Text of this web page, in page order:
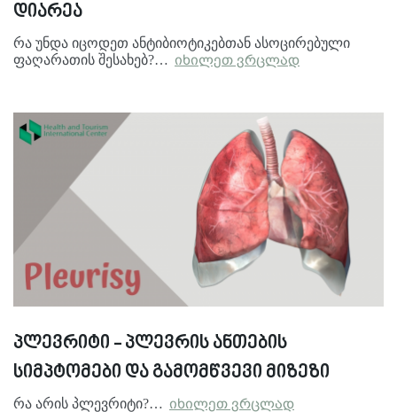
დიარეა
რა უნდა იცოდეთ ანტიბიოტიკებთან ასოცირებული
ფაღარათის შესახებ?… იხილეთ ვრცლად
პლევრიტი - პლევრის ანთების
სიმპტომები და გამომწვევი მიზეზი
რა არის პლევრიტი?… იხილეთ ვრცლად